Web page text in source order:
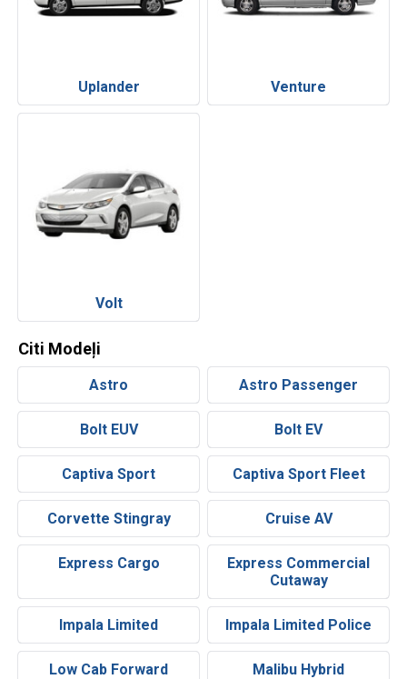
Uplander Venture
Volt
Citi Modeļi
Astro Astro Passenger
Bolt EUV Bolt EV
Captiva Sport Captiva Sport Fleet
Corvette Stingray Cruise AV
Express Cargo
Express Commercial
Cutaway
Impala Limited Impala Limited Police
Low Cab Forward Malibu Hybrid